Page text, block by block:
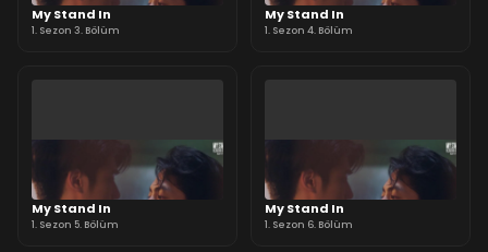
My Stand In
1. Sezon 3. Bölüm
My Stand In
1. Sezon 4. Bölüm
My Stand In
1. Sezon 5. Bölüm
My Stand In
1. Sezon 6. Bölüm